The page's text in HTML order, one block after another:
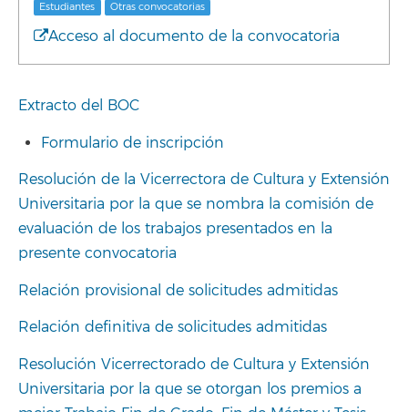
Estudiantes
Otras convocatorias
Acceso al documento de la convocatoria
Extracto del BOC
Formulario de inscripción
Resolución de la Vicerrectora de Cultura y Extensión
Universitaria por la que se nombra la comisión de
evaluación de los trabajos presentados en la
presente convocatoria
Relación provisional de solicitudes admitidas
Relación definitiva de solicitudes admitidas
Resolución Vicerrectorado de Cultura y Extensión
Universitaria por la que se otorgan los premios a